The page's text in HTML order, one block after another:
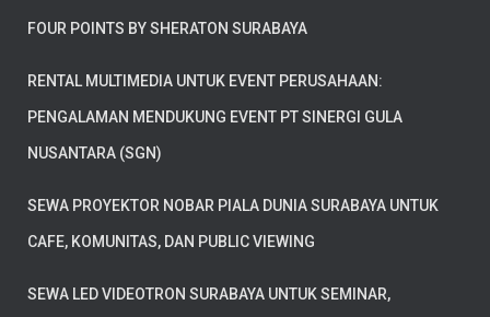
FOUR POINTS BY SHERATON SURABAYA
RENTAL MULTIMEDIA UNTUK EVENT PERUSAHAAN:
PENGALAMAN MENDUKUNG EVENT PT SINERGI GULA
NUSANTARA (SGN)
SEWA PROYEKTOR NOBAR PIALA DUNIA SURABAYA UNTUK
CAFE, KOMUNITAS, DAN PUBLIC VIEWING
SEWA LED VIDEOTRON SURABAYA UNTUK SEMINAR,